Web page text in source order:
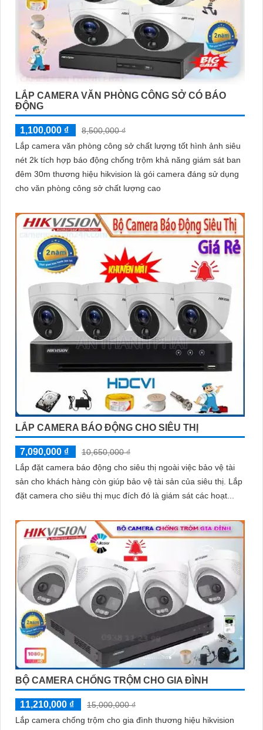
LẮP CAMERA VĂN PHÒNG CÔNG SỞ CÓ BÁO
ĐỘNG
1,100,000 ₫
8,500,000 ₫
Lắp camera văn phòng công sở chất lượng tốt hình ảnh siêu
nét 2k tích hợp báo động chống trộm khả năng giám sát ban
đêm 30m thương hiệu hikvision là gói camera đáng sử dụng
cho văn phòng công sở chất lượng cao
LẮP CAMERA BÁO ĐỘNG CHO SIÊU THỊ
7,090,000 ₫
10,650,000 ₫
Lắp đặt camera báo động cho siêu thị ngoài việc bảo vệ tài
sản cho khách hàng còn giúp bảo vệ tài sản của siêu thị. Lắp
đặt camera cho siêu thị mục đích đó là giám sát các hoạt...
BỘ CAMERA CHỐNG TRỘM CHO GIA ĐÌNH
11,210,000 ₫
15,000,000 ₫
Lắp camera chống trộm cho gia đình thương hiệu hikvision